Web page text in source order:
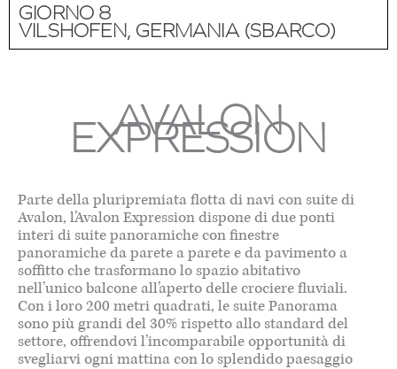
GIORNO 8
VILSHOFEN, GERMANIA (SBARCO)
AVALON
EXPRESSION
Parte della pluripremiata flotta di navi con suite di
Avalon, l’Avalon Expression dispone di due ponti
interi di suite panoramiche con finestre
panoramiche da parete a parete e da pavimento a
soffitto che trasformano lo spazio abitativo
nell’unico balcone all’aperto delle crociere fluviali.
Con i loro 200 metri quadrati, le suite Panorama
sono più grandi del 30% rispetto allo standard del
settore, offrendovi l’incomparabile opportunità di
svegliarvi ogni mattina con lo splendido paesaggio